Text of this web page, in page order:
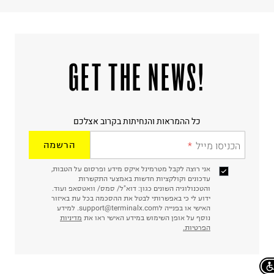
!GET THE NEWS
כל ההמראות והנחיתות בקרוב אצלכם
הכניסו מייל הרשמה
אני רוצה לקבל מטרמינל איקס מידע ופרסום על הטבות,
עדכונים וקולקציות חדשות באמצעי התקשרות
והטכנולוגיה השונים כגון: דוא"ל/ סמס/ וואטסאפ ועוד.
ידוע לי כי באפשרותי לבטל את ההסכמה בכל עת באיזור
האישי או בפנייה לsupport@terminalx.com. למידע
נוסף על אופן השימוש במידע האישי ראו את מדיניות
הפרטיות.